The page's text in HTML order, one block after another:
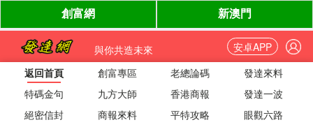
與你共造未來
安卓APP
返回首頁
創富專區 老總論碼
發達來料
特碼金句
九方大師 香港商報
發達一波
絕密信封
商報來料 平特攻略
眼觀六路